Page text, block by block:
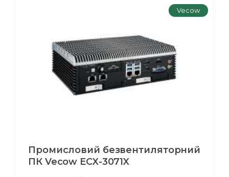
Vecow
Промисловий безвентиляторний
ПК Vecow ECX-3071X